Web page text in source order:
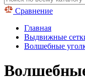
Сравнение
Главная
Выдвижные
Волшебные